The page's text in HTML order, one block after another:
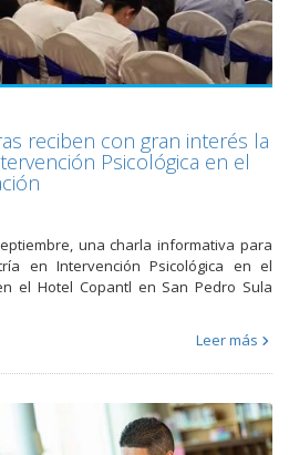
reciben con gran interés la
Psicológica en el
una charla informativa para
en Intervención Psicológica en el
el Hotel Copantl en San Pedro Sula
Leer más